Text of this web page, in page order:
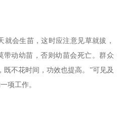
就会生苗，这时应注意见草就拔，
带动幼苗，否则幼苗会死亡。群众
不花时间，功效也提高。”可见及
项工作。